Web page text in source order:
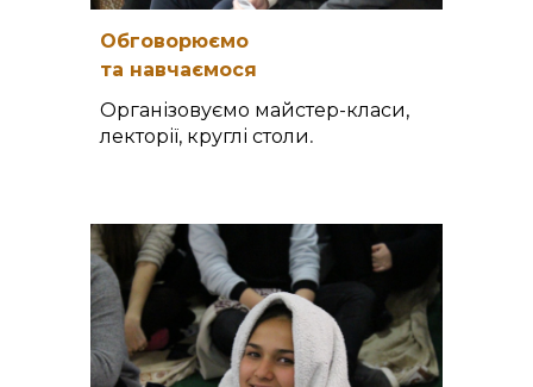
Обговорюємо
та навчаємося
Організовуємо майстер-класи,
лекторії, круглі столи.